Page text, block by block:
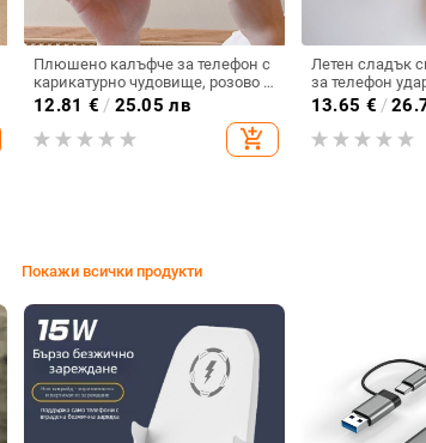
Плюшено калъфче за телефон с
карикатурно чудовище, розово и
лилаво, за iPhone 15, 12, 13 и 16
12.81 € / 25.05 лв
add_shopping_cart
Летен сладък
за телефон
iPhone 14 Pro и
13.65 € /
Покажи всички продукти